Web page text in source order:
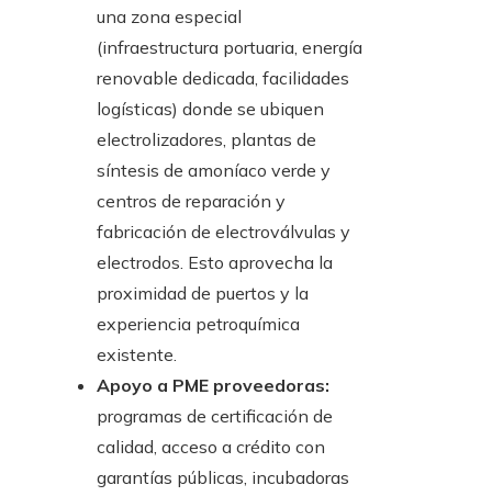
una zona especial
(infraestructura portuaria, energía
renovable dedicada, facilidades
logísticas) donde se ubiquen
electrolizadores, plantas de
síntesis de amoníaco verde y
centros de reparación y
fabricación de electroválvulas y
electrodos. Esto aprovecha la
proximidad de puertos y la
experiencia petroquímica
existente.
Apoyo a PME proveedoras:
programas de certificación de
calidad, acceso a crédito con
garantías públicas, incubadoras